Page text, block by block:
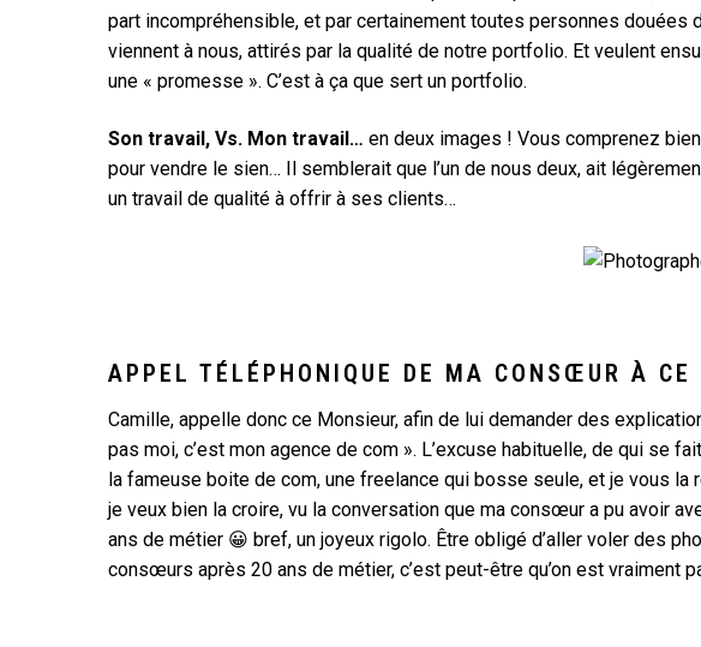
part incompréhensible, et par certainement toutes personnes douées
viennent à nous, attirés par la qualité de notre portfolio. Et veulent
une « promesse ». C’est à ça que sert un portfolio.
Son travail, Vs. Mon travail… en deux images ! Vous comprenez
pour vendre le sien… Il semblerait que l’un de nous deux, ait
un travail de qualité à offrir à ses clients…
APPEL TÉLÉPHONIQUE DE MA CONSŒUR À CE
Camille, appelle donc ce Monsieur, afin de lui demander des
pas moi, c’est mon agence de com ». L’excuse habituelle, de qui se
la fameuse boite de com, une freelance qui bosse seule, et je vous la
je veux bien la croire, vu la conversation que ma consœur a pu avoir
ans de métier 😀 bref, un joyeux rigolo. Être obligé d’aller voler des
consœurs après 20 ans de métier, c’est peut-être qu’on est vraiment